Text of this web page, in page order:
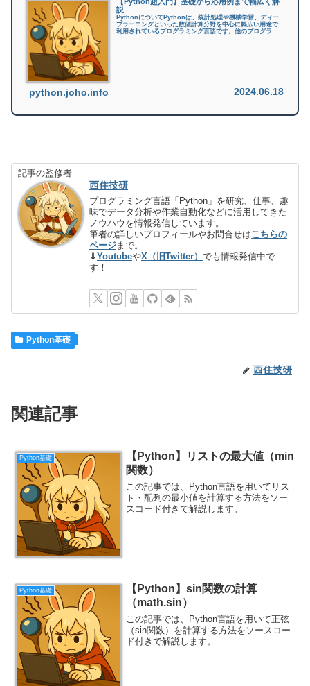
説
PythonについてPythonは、統計処理や機械学習、ディー
プラーニングといった数値計算分野を中心に幅広い用途で
利用されているプログラミング言語です。他のプログラミ
python.joho.info 2024.06.18
記事の監修者
西住技研
プログラミング言語「Python」を研究、仕事、趣
味でデータ分析や作業自動化などに活用してきた
ノウハウを情報発信しています。
筆者の詳しいプロフィールやお問合せはこちらの
ページまで。
⇓YoutubeやX（旧Twitter）でも情報発信中で
す！
Python基礎
西住技研
関連記事
Python基礎
【Python】リストの最大値（min
関数）
この記事では、Python言語を用いてリス
ト・配列の最小値を計算する方法をソー
スコード付きで解説します。
Python基礎
【Python】sin関数の計算
（math.sin）
この記事では、Python言語を用いて正弦
（sin関数）を計算する方法をソースコー
ド付きで解説します。